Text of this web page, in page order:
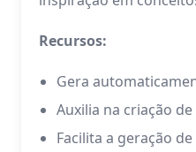
Recursos:
Gera
Auxilia na criação
Facilita a geração